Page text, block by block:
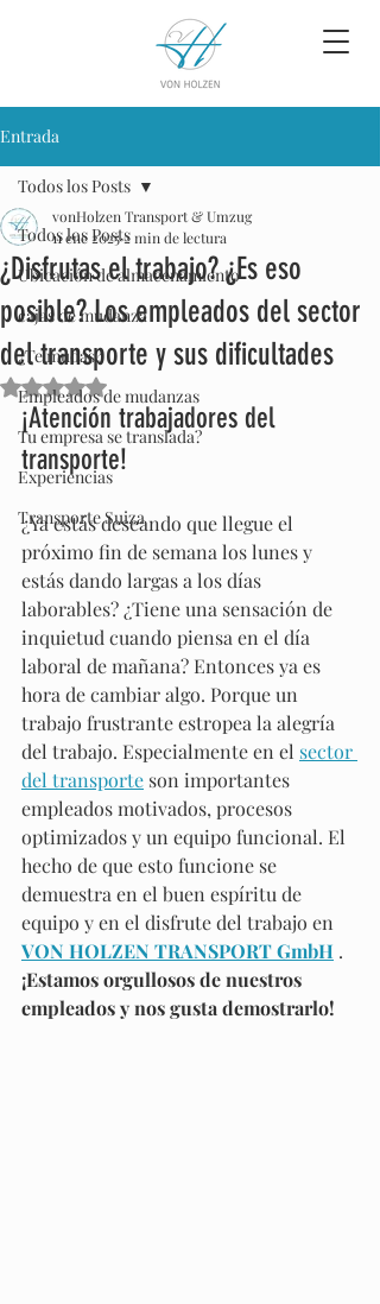
Entrada
Todos los Posts
Ubicación de almacenamiento
cajas de mudanza
¿Te mudas?
Empleados de mudanzas
Tu empresa se translada?
Experiencias
Transporte Suiza
Todos los Posts
¿Disfrutas el trabajo? ¿Es eso
posible? Los empleados del sector
del transporte y sus dificultades
vonHolzen Transport & Umzug
11 ene 20252 min de lectura
Obtuvo NaN de 5 estrellas.
¡Atención trabajadores del
transporte!
¿Ya estás deseando que llegue el
próximo fin de semana los lunes y
estás dando largas a los días
laborables? ¿Tiene una sensación de
inquietud cuando piensa en el día
laboral de mañana? Entonces ya es
hora de cambiar algo. Porque un
trabajo frustrante estropea la alegría
del trabajo. Especialmente en el sector
del transporte son importantes
empleados motivados, procesos
optimizados y un equipo funcional. El
hecho de que esto funcione se
demuestra en el buen espíritu de
equipo y en el disfrute del trabajo en
VON HOLZEN TRANSPORT GmbH .
¡Estamos orgullosos de nuestros
empleados y nos gusta demostrarlo!